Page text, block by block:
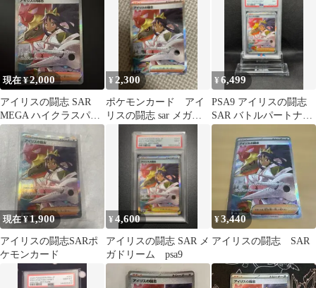
現在 ¥2,000
アイリスの闘志 SAR
MEGA ハイクラスパッ
ク MEGAドリームex キ
¥ 2,300
ポケモンカード アイ
リスの闘志 sar メガド
¥6,499
PSA9 アイリスの闘志
SAR バトルパートナー
ズ
現在 ¥1,900
アイリスの闘志SARポ
ケモンカード
¥4,600
アイリスの闘志 SAR メ
ガドリーム psa9
¥3,440
アイリスの闘志 SAR